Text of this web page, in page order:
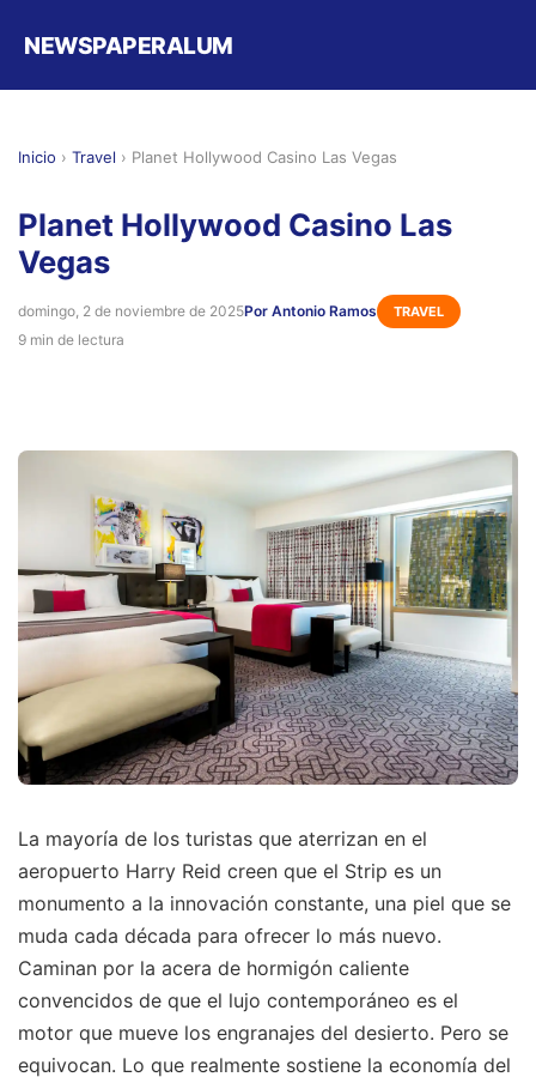
NEWSPAPERALUM
Inicio › Travel › Planet Hollywood Casino Las Vegas
Planet Hollywood Casino Las
Vegas
domingo, 2 de noviembre de 2025Por Antonio Ramos TRAVEL
9 min de lectura
La mayoría de los turistas que aterrizan en el
aeropuerto Harry Reid creen que el Strip es un
monumento a la innovación constante, una piel que se
muda cada década para ofrecer lo más nuevo.
Caminan por la acera de hormigón caliente
convencidos de que el lujo contemporáneo es el
motor que mueve los engranajes del desierto. Pero se
equivocan. Lo que realmente sostiene la economía del